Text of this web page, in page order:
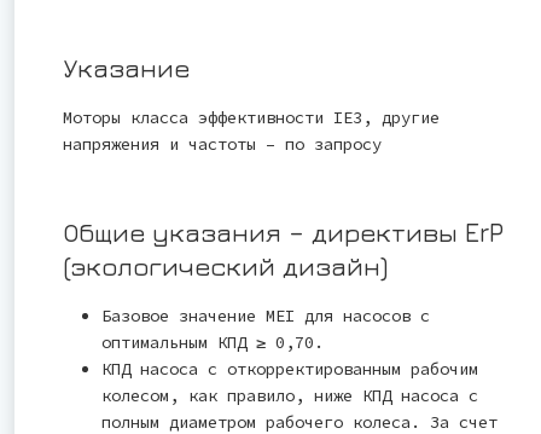
Указание
Моторы класса эффективности IE3, другие
напряжения и частоты – по запросу
Общие указания – директивы ErP
(экологический дизайн)
Базовое значение MEI для насосов с
оптимальным КПД ≥ 0,70.
КПД насоса с откорректированным рабочим
колесом, как правило, ниже КПД насоса с
полным диаметром рабочего колеса. За счет